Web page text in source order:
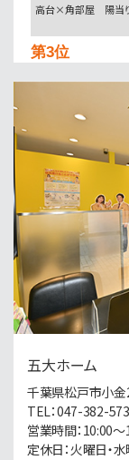
高台×角部屋 陽当
第3位
通勤も通学も安心。
第4位
南柏駅徒歩6分！地
第5位
満室稼働の収益ア
第6位
五大ホーム
千葉県松戸市小金
TEL：047-382-
営業時間：10:00
定休日：火曜日・